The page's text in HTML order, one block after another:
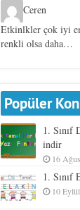
Ceren
Etkinlkler çok iyi
renkli olsa daha…
Popüler
1. Sınıf
indir
16
1.
10